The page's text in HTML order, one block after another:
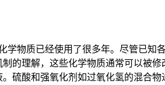
物质已经使用了很多年。尽管已知
的理解，这些化学物质通常可以被
硫酸和强氧化剂如过氧化氢的混